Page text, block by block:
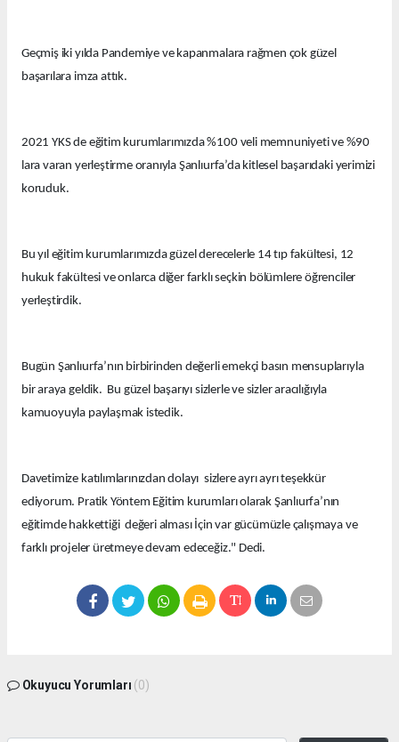
Geçmiş iki yılda Pandemiye ve kapanmalara rağmen çok güzel
başarılara imza attık.
2021 YKS de eğitim kurumlarımızda %100 veli memnuniyeti ve %90
lara varan yerleştirme oranıyla Şanlıurfa’da kitlesel başarıdaki yerimizi
koruduk.
Bu yıl eğitim kurumlarımızda güzel derecelerle 14 tıp fakültesi, 12
hukuk fakültesi ve onlarca diğer farklı seçkin bölümlere öğrenciler
yerleştirdik.
Bugün Şanlıurfa’nın birbirinden değerli emekçi basın mensuplarıyla
bir araya geldik. Bu güzel başarıyı sizlerle ve sizler aracılığıyla
kamuoyuyla paylaşmak istedik.
Davetimize katılımlarınızdan dolayı sizlere ayrı ayrı teşekkür
ediyorum. Pratik Yöntem Eğitim kurumları olarak Şanlıurfa’nın
eğitimde hakkettiği değeri alması İçin var gücümüzle çalışmaya ve
farklı projeler üretmeye devam edeceğiz." Dedi.
Okuyucu Yorumları (0)